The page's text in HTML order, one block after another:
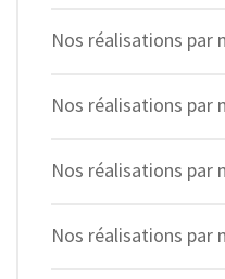
Nos réalisations par
Nos réalisations par
Nos réalisations par
Nos réalisations par